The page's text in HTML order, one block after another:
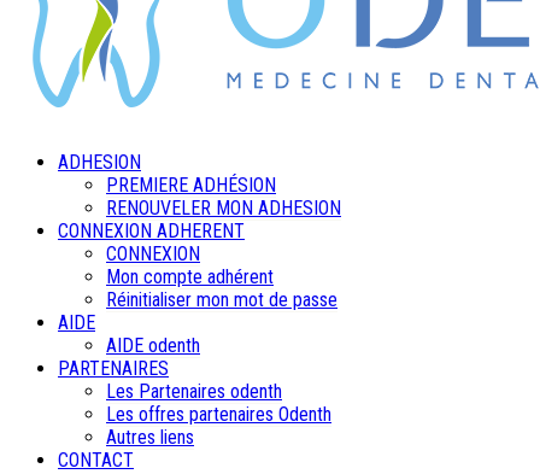
ADHESION
PREMIERE ADHÉSION
RENOUVELER MON ADHESION
CONNEXION ADHERENT
CONNEXION
Mon compte adhérent
Réinitialiser mon mot de passe
AIDE
AIDE odenth
PARTENAIRES
Les Partenaires odenth
Les offres partenaires Odenth
Autres liens
CONTACT